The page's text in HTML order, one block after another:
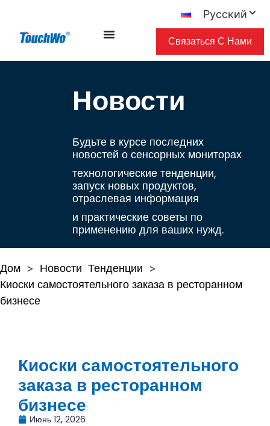
Русский
Связаться С Нами
Новости
Будьте в курсе последних
новостей о сенсорных мониторах
технологические тенденции,
запуск новых продуктов,
отраслевая информация
и практические советы по
применению для ваших нужд.
Дом > Новости Тенденции >
Киоски самостоятельного заказа в ресторанном
бизнесе
Киоски самостоятельного
заказа в ресторанном
бизнесе
Июнь 12, 2026